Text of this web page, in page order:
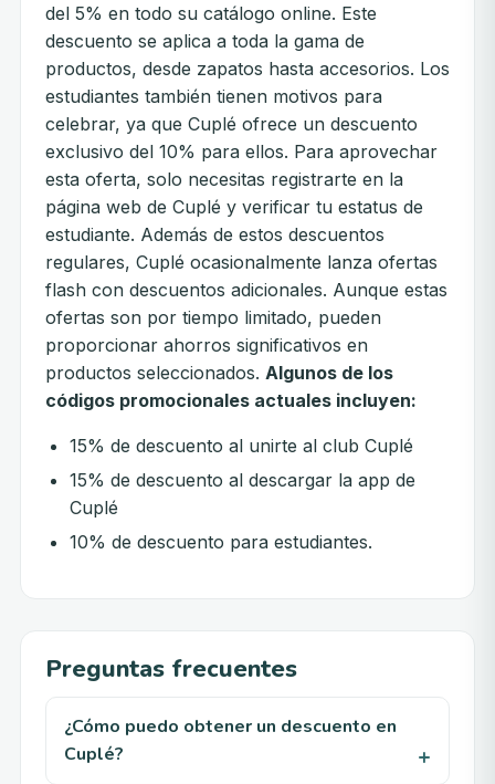
del 5% en todo su catálogo online. Este
descuento se aplica a toda la gama de
productos, desde zapatos hasta accesorios. Los
estudiantes también tienen motivos para
celebrar, ya que Cuplé ofrece un descuento
exclusivo del 10% para ellos. Para aprovechar
esta oferta, solo necesitas registrarte en la
página web de Cuplé y verificar tu estatus de
estudiante. Además de estos descuentos
regulares, Cuplé ocasionalmente lanza ofertas
flash con descuentos adicionales. Aunque estas
ofertas son por tiempo limitado, pueden
proporcionar ahorros significativos en
productos seleccionados. Algunos de los
códigos promocionales actuales incluyen:
15% de descuento al unirte al club Cuplé
15% de descuento al descargar la app de
Cuplé
10% de descuento para estudiantes.
Preguntas frecuentes
¿Cómo puedo obtener un descuento en
Cuplé?